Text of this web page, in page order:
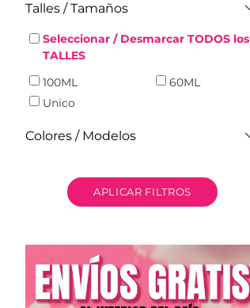
Talles / Tamaños
Seleccionar / Desmarcar TODOS los
TALLES
100ML
60ML
Unico
Colores / Modelos
APLICAR FILTROS